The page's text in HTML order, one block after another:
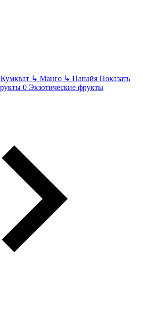
Кумкват ↳ Манго ↳ Папайя Показать
Экзотические фрукты